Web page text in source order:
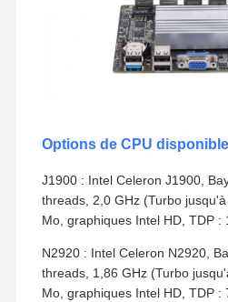
Options de CPU
J1900 : Intel Celeron J1900,
threads, 2,0 GHz (Turbo
Mo, graphiques Intel HD, TDP :
N2920 : Intel Celeron N2920,
threads, 1,86 GHz (Turbo
Mo, graphiques Intel HD, TDP :